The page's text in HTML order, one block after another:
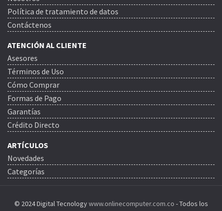
Política de tratamiento de datos
Contáctenos
ATENCIÓN AL CLIENTE
Asesores
Términos de Uso
Cómo Comprar
Formas de Pago
Garantías
Crédito Directo
ARTÍCULOS
Novedades
Categorías
© 2024 Digital Tecnologywww.onlinecomputer.com.co - Todos los